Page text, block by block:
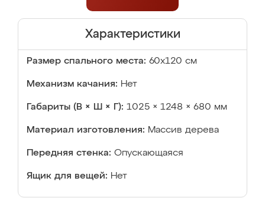
Характеристики
Размер спального места: 60х120 см
Механизм качания: Нет
Габариты (В × Ш × Г): 1025 × 1248 × 680 мм
Материал изготовления: Массив дерева
Передняя стенка: Опускающаяся
Ящик для вещей: Нет